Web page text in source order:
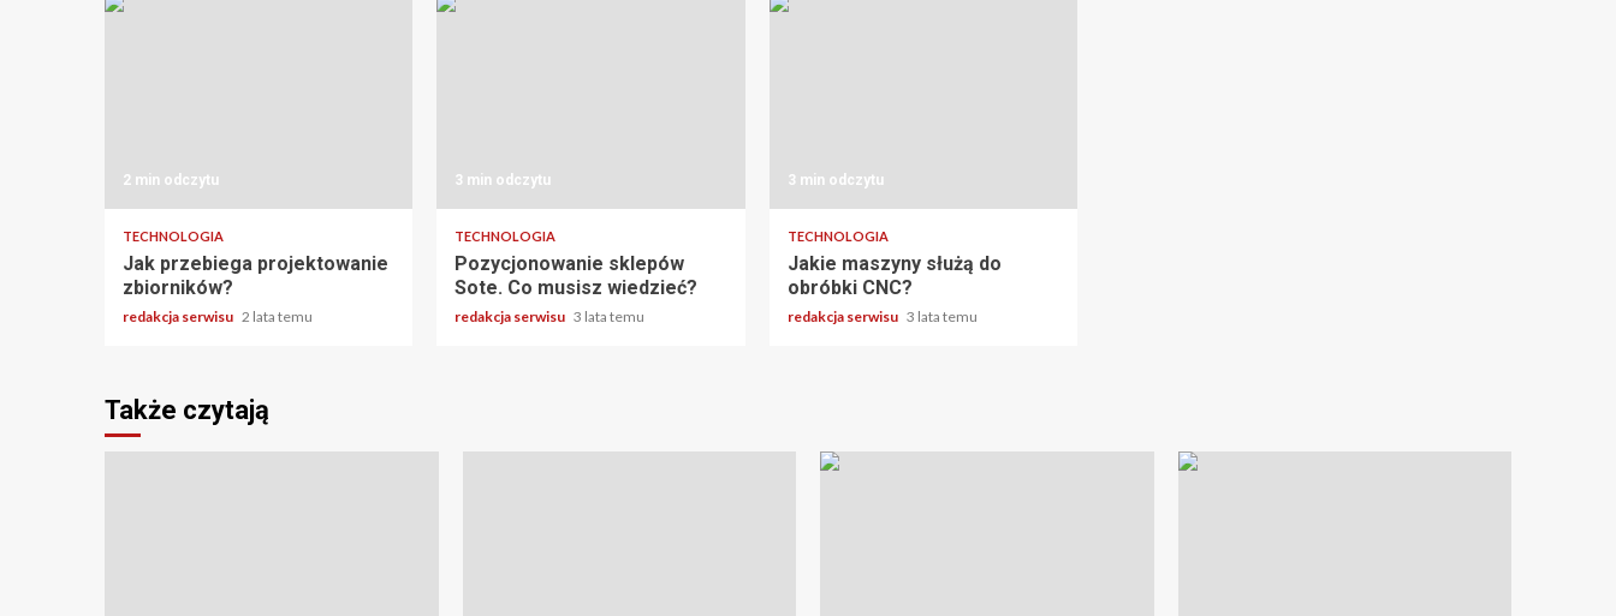
2 min odczytu
TECHNOLOGIA
Jak przebiega projektowanie
zbiorników?
redakcja serwisu 2 lata temu
3 min odczytu
TECHNOLOGIA
Pozycjonowanie sklepów
Sote. Co musisz wiedzieć?
redakcja serwisu 3 lata temu
3 min odczytu
TECHNOLOGIA
Jakie maszyny służą do
obróbki CNC?
redakcja serwisu 3 lata temu
Także czytają